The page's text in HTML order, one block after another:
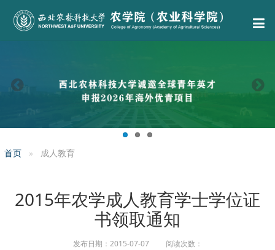
首页 成人教育
2015年农学成人教育学士学位证
书领取通知
发布日期：2015-07-07 阅读次数：